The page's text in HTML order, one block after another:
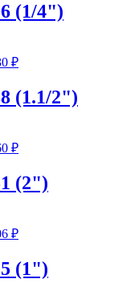
(1/4")
₽
(1.1/2")
₽
(2")
₽
(1")